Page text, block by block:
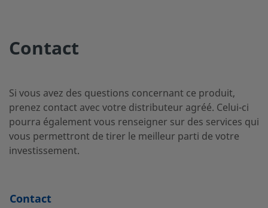
2507-600-
1-4-SG2
Super Duplex
3/8 po
Raccord
Contact
Si vous avez des questions concernant ce produit,
prenez contact avec votre distributeur agréé. Celui-ci
pourra également vous renseigner sur des services qui
vous permettront de tirer le meilleur parti de votre
investissement.
Contact